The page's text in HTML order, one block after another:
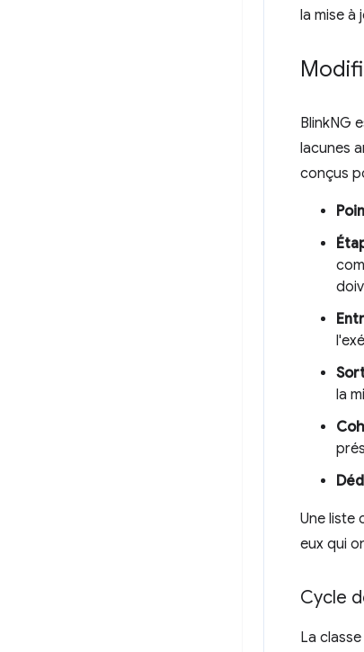
la mise à
BlinkNG
lacunes
conçus
la
Une liste
eux qui
Cycle
La classe